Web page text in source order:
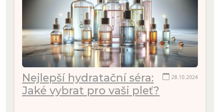
28.10.2024
Nejlepší hydratační séra:
Jaké vybrat pro vaši pleť?